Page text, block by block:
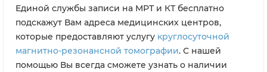
Единой службы записи на МРТ и КТ бесплатно
подскажут Вам адреса медицинских центров,
которые предоставляют услугу круглосуточной
магнитно-резонансной томографии. С нашей
помощью Вы всегда сможете узнать о наличии